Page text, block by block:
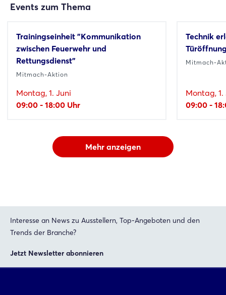
Events zum Thema
Trainingseinheit "Kommunikation
zwischen Feuerwehr und
Rettungsdienst"
Mitmach-Aktion
Montag, 1. Juni
09:00 - 18:00 Uhr
Technik
Mitmach-
Montag, 1.
09:00 -
Mehr anzeigen
Interesse an News zu Ausstellern, Top-Angeboten und den
Trends der Branche?
Jetzt Newsletter abonnieren